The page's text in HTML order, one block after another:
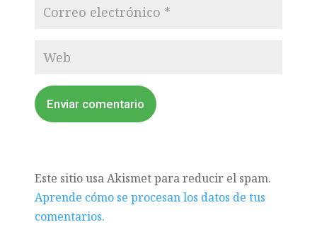
Enviar comentario
Este sitio usa Akismet para reducir el spam.
Aprende cómo se procesan los datos de tus
comentarios.